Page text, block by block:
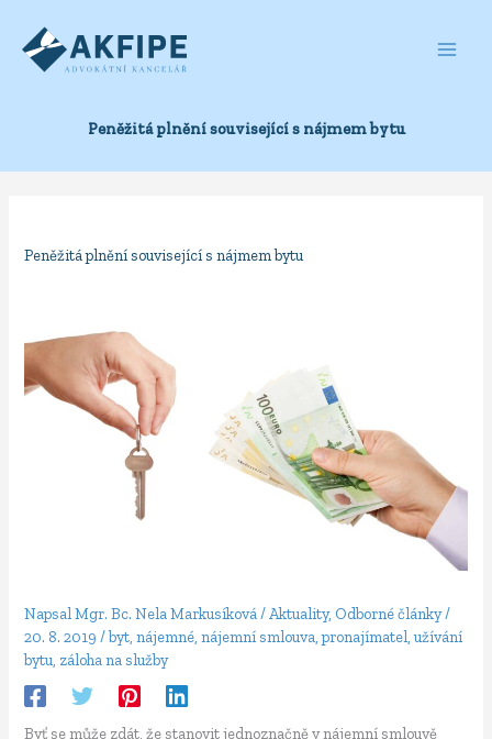
obsah
Peněžitá plnění související s nájmem bytu
Peněžitá plnění související s nájmem bytu
NapsalMgr. Bc. Nela Markusíková/Aktuality, Odborné články/
20. 8. 2019/byt,nájemné,nájemní smlouva,pronajímatel,užívání
bytu, záloha na služby
Byť se může zdát, že stanovit jednoznačně v nájemní smlouvě